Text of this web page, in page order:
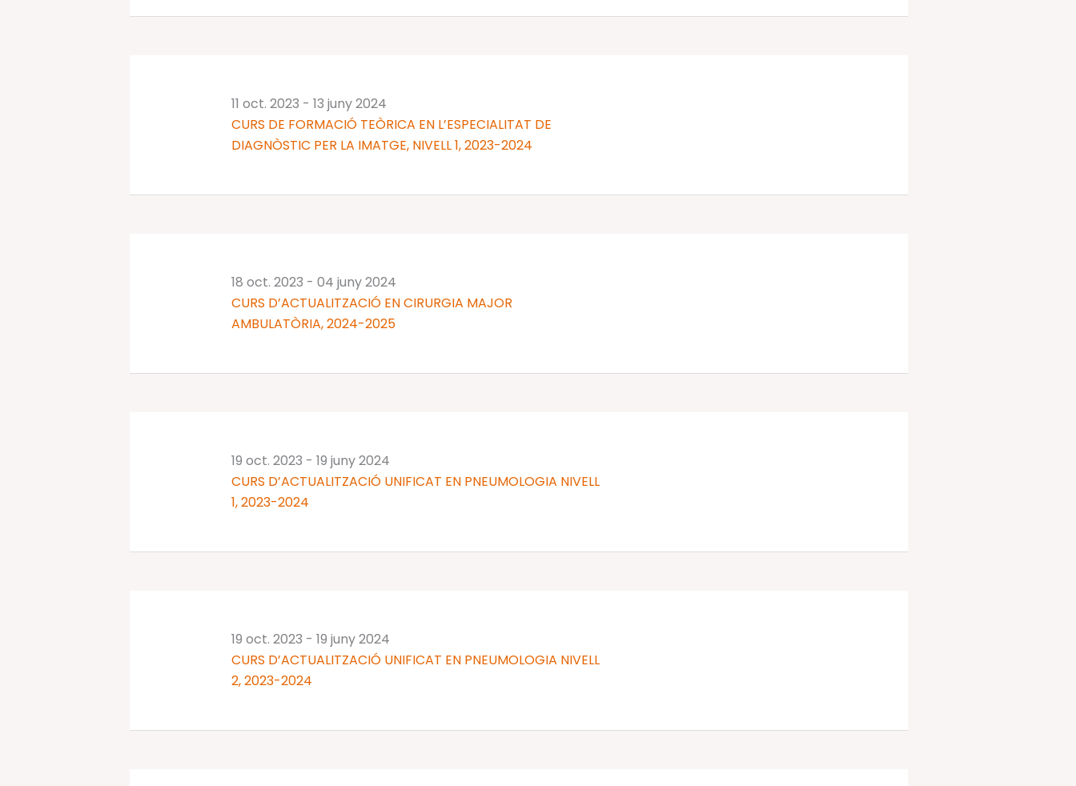
CURS DE FORMACIÓ TEÒRICA EN L’ESPECIALITAT DE
DIAGNÒSTIC PER LA IMATGE, NIVELL 1, 2023-2024
11 oct. 2023 - 13 juny 2024
CURS D’ACTUALITZACIÓ EN CIRURGIA MAJOR
AMBULATÒRIA, 2024-2025
18 oct. 2023 - 04 juny 2024
CURS D’ACTUALITZACIÓ UNIFICAT EN PNEUMOLOGIA NIVELL
1, 2023-2024
19 oct. 2023 - 19 juny 2024
CURS D’ACTUALITZACIÓ UNIFICAT EN PNEUMOLOGIA NIVELL
2, 2023-2024
19 oct. 2023 - 19 juny 2024